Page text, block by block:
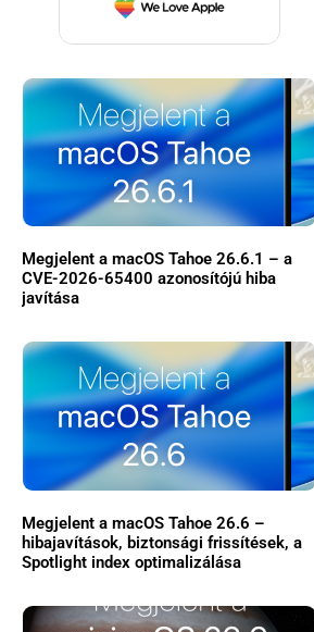
Megjelent a macOS Tahoe 26.6.1 – a
CVE-2026-65400 azonosítójú hiba
javítása
Megjelent a macOS Tahoe 26.6 –
hibajavítások, biztonsági frissítések, a
Spotlight index optimalizálása